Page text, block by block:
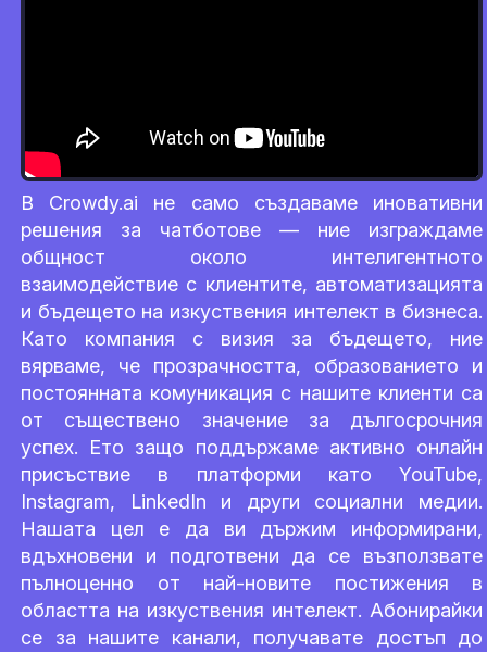
В Crowdy.ai не само създаваме иновативни
решения за чатботове — ние изграждаме
общност около интелигентното
взаимодействие с клиентите, автоматизацията
и бъдещето на изкуствения интелект в бизнеса.
Като компания с визия за бъдещето, ние
вярваме, че прозрачността, образованието и
постоянната комуникация с нашите клиенти са
от съществено значение за дългосрочния
успех. Ето защо поддържаме активно онлайн
присъствие в платформи като YouTube,
Instagram, LinkedIn и други социални медии.
Нашата цел е да ви държим информирани,
вдъхновени и подготвени да се възползвате
пълноценно от най-новите постижения в
областта на изкуствения интелект. Абонирайки
се за нашите канали, получавате достъп до